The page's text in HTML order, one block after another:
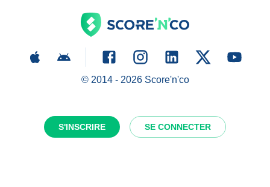
S'INSCRIRE SE CONNECTER
© 2014 - 2026Score'n'co